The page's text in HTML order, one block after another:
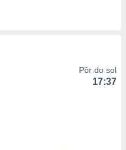
Pôr do sol
17:37